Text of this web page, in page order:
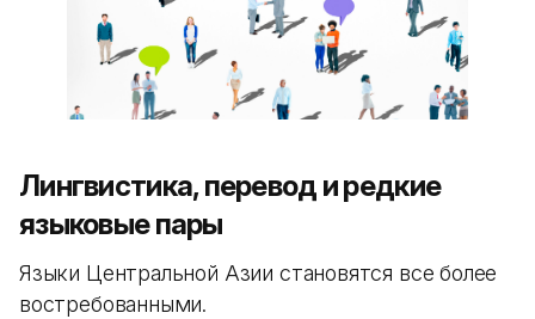
Лингвистика, перевод и редкие
языковые пары
Языки Центральной Азии становятся все более
востребованными.